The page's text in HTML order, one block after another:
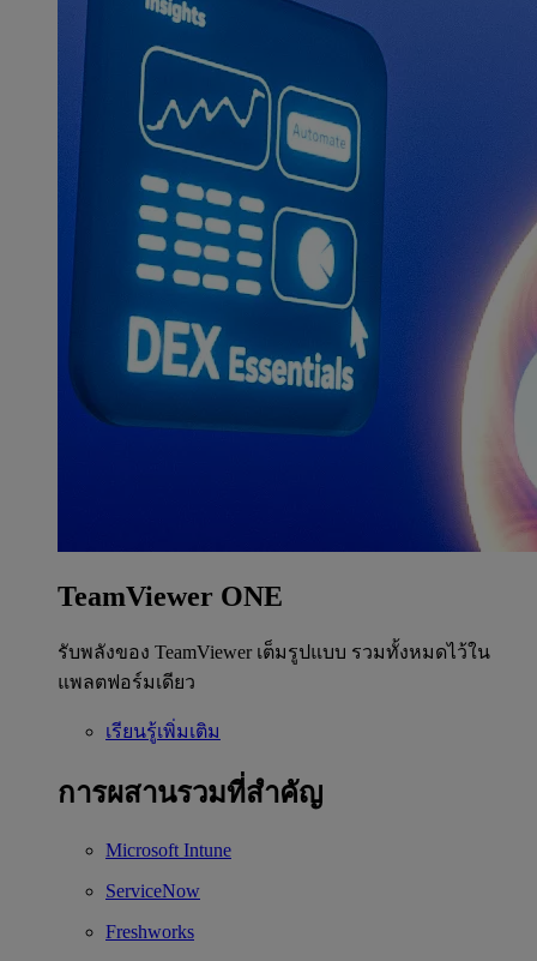
TeamViewer ONE
รับพลังของ TeamViewer เต็มรูปแบบ รวมทั้งหมดไว้ใน
แพลตฟอร์มเดียว
เรียนรู้เพิ่มเติม
การผสานรวมที่สำคัญ
Microsoft Intune
ServiceNow
Freshworks